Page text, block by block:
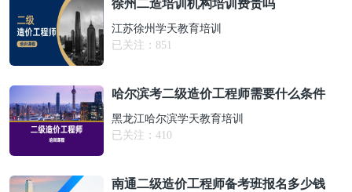
徐州二造培训机构培训费贵吗
江苏徐州学天教育培训
已关注： 851
哈尔滨考二级造价工程师需要什么条件
黑龙江哈尔滨学天教育培训
已关注： 410
南通二级造价工程师备考班报名多少钱